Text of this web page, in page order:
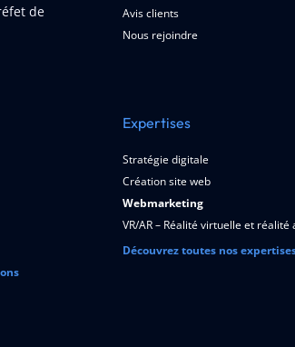
de
Avis clients
Nous rejoindre
Expertises
Stratégie digitale
Création site web
Webmarketing
VR/AR – Réalité virtuelle et réalité
Découvrez toutes nos